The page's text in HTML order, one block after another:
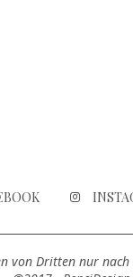
von Dritten nur